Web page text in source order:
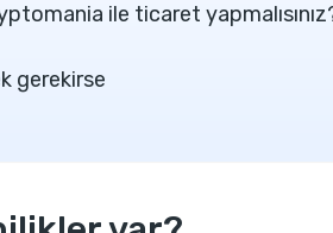
ile ticaret
gerekirse